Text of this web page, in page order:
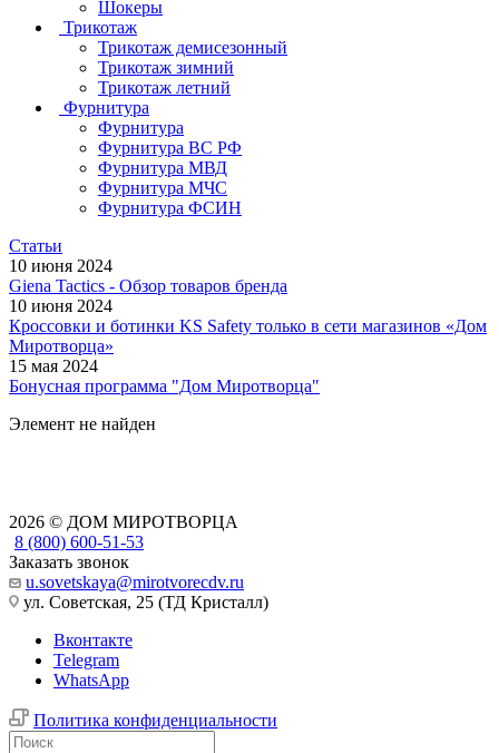
Шокеры
Трикотаж
Трикотаж демисезонный
Трикотаж зимний
Трикотаж летний
Фурнитура
Фурнитура
Фурнитура ВС РФ
Фурнитура МВД
Фурнитура МЧС
Фурнитура ФСИН
Статьи
10 июня 2024
Giena Tactics - Обзор товаров бренда
10 июня 2024
Кроссовки и ботинки KS Safety только в сети магазинов «Дом
Миротворца»
15 мая 2024
Бонусная программа "Дом Миротворца"
Элемент не найден
2026 © ДОМ МИРОТВОРЦА
8 (800) 600-51-53
Заказать звонок
u.sovetskaya@mirotvorecdv.ru
ул. Советская, 25 (ТД Кристалл)
Вконтакте
Telegram
WhatsApp
Политика конфиденциальности